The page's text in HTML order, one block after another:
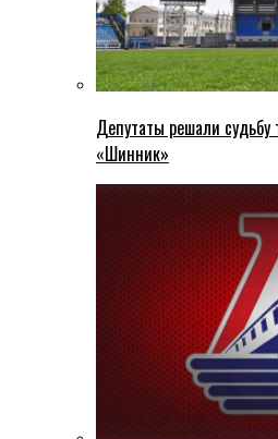
Депутаты решали судьбу
«Шинник»